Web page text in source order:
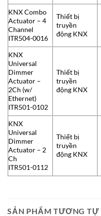
KNX Combo
Actuator – 4
Channel
ITR504-0016
Thiết bị
truyền
động KNX
KNX
Universal
Dimmer
Actuator –
2Ch (w/
Ethernet)
ITR501-0102
Thiết bị
truyền
động KNX
KNX
Universal
Dimmer
Actuator – 2
Ch
ITR501-0112
Thiết bị
truyền
động KNX
SẢN PHẨM TƯƠNG TỰ